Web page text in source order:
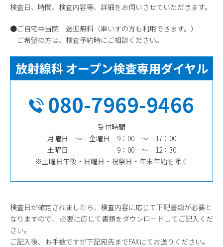
検査日、時間、検査内容等、詳細をお伺いさせていただきます。
●ご自宅⇔当院 送迎無料（車いすの方も利用できます。）
ご希望の方は、検査予約時にご相談ください。
放射線科 オープン検査専用ダイヤル
080-7969-9466
受付時間
月曜日 ～ 金曜日 9：00 ～ 17：00
土曜日 9：00 ～ 12：30
※土曜日午後・日曜日・祝祭日・年末年始を除く
検査日が確定されましたら、検査内容に応じて下記書類が必要と
なりますので、 必要に応じて書類をダウンロードしてご記入くだ
さい。
ご記入後、お手数ですが下記宛先までFAXにてお送りください。